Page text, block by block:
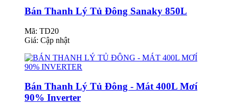
Bán Thanh Lý Tủ Đông Sanaky 850L
Mã: TD20
Giá: Cập nhật
Bán Thanh Lý Tủ Đông - Mát 400L Mơí
90% Inverter